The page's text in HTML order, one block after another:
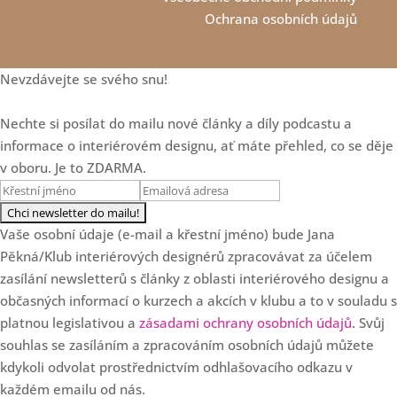
tajná zbraň pro úspěch v roce
Loading...
cenotvorbě designéra
Loading...
3 chyby v cenotvorbě
interiérových designérů
Loading...
SPECIÁL: Klub slaví 7.
narozeniny!
Loading...
36:57
Od květinových dekorací k
luxusním projektům s Danielou
35:37
Ochrana osobních údajů
Nevzdávejte se svého snu!
Nechte si posílat do mailu nové články a díly podcastu a
informace o interiérovém designu, ať máte přehled, co se děje
v oboru. Je to ZDARMA.
Vaše osobní údaje (e-mail a křestní jméno) bude Jana
Pěkná/Klub interiérových designérů zpracovávat za účelem
zasílání newsletterů s články z oblasti interiérového designu a
občasných informací o kurzech a akcích v klubu a to v souladu s
platnou legislativou a zásadami ochrany osobních údajů. Svůj
souhlas se zasíláním a zpracováním osobních údajů můžete
kdykoli odvolat prostřednictvím odhlašovacího odkazu v
každém emailu od nás.